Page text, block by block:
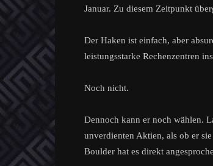
Januar. Zu diesem Zeitpunkt
Der Haken ist einfach, aber
leistungsstarke Rechenzentren
Noch nicht.
Dennoch kann er noch wählen.
unverdienten Aktien, als ob er
Boulder hat es direkt